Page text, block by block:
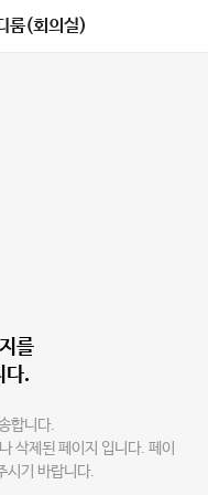
룸(회의실)
를
다.
합니다.
삭제된 페이지 입니다. 페이
시기 바랍니다.